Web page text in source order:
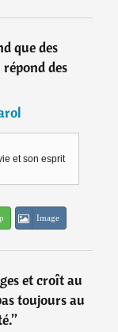
que des
des
et son esprit
Image
et croît au
toujours au
”